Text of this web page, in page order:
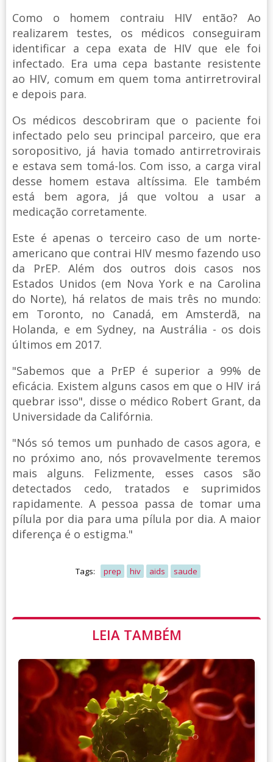
Como o homem contraiu HIV então? Ao
realizarem testes, os médicos conseguiram
identificar a cepa exata de HIV que ele foi
infectado. Era uma cepa bastante resistente
ao HIV, comum em quem toma antirretroviral
e depois para.
Os médicos descobriram que o paciente foi
infectado pelo seu principal parceiro, que era
soropositivo, já havia tomado antirretrovirais
e estava sem tomá-los. Com isso, a carga viral
desse homem estava altíssima. Ele também
está bem agora, já que voltou a usar a
medicação corretamente.
Este é apenas o terceiro caso de um norte-
americano que contrai HIV mesmo fazendo uso
da PrEP. Além dos outros dois casos nos
Estados Unidos (em Nova York e na Carolina
do Norte), há relatos de mais três no mundo:
em Toronto, no Canadá, em Amsterdã, na
Holanda, e em Sydney, na Austrália - os dois
últimos em 2017.
"Sabemos que a PrEP é superior a 99% de
eficácia. Existem alguns casos em que o HIV irá
quebrar isso", disse o médico Robert Grant, da
Universidade da Califórnia.
"Nós só temos um punhado de casos agora, e
no próximo ano, nós provavelmente teremos
mais alguns. Felizmente, esses casos são
detectados cedo, tratados e suprimidos
rapidamente. A pessoa passa de tomar uma
pílula por dia para uma pílula por dia. A maior
diferença é o estigma."
Tags: prep hiv aids saude
LEIA TAMBÉM